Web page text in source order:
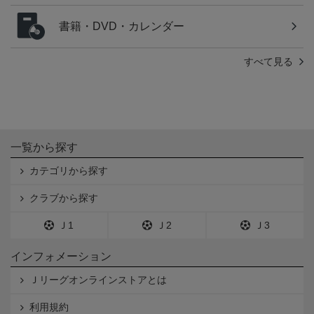
書籍・DVD・カレンダー
すべて見る
一覧から探す
カテゴリから探す
クラブから探す
Ｊ1 Ｊ2 Ｊ3
インフォメーション
Ｊリーグオンラインストアとは
利用規約